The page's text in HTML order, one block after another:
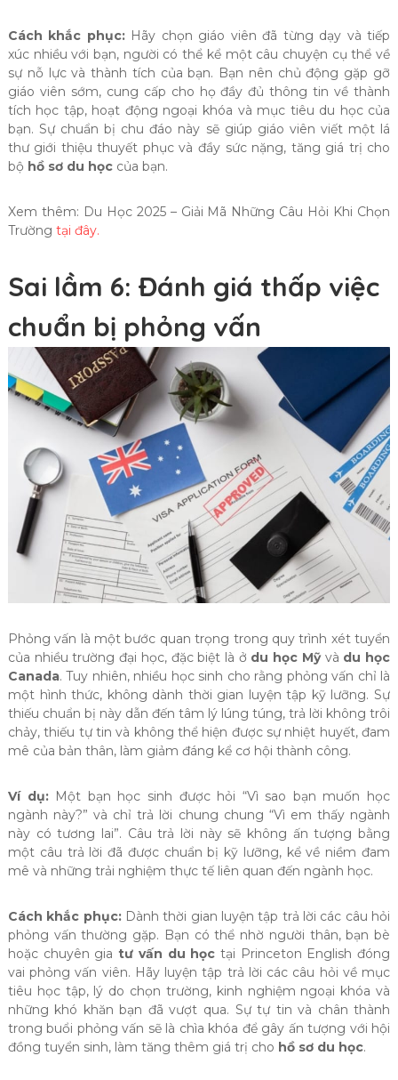
Cách khắc phục:Hãy chọn giáo viên đã từng dạy và tiếp
xúc nhiều với bạn, người có thể kể một câu chuyện cụ thể về
sự nỗ lực và thành tích của bạn. Bạn nên chủ động gặp gỡ
giáo viên sớm, cung cấp cho họ đầy đủ thông tin về thành
tích học tập, hoạt động ngoại khóa và mục tiêu du học của
bạn. Sự chuẩn bị chu đáo này sẽ giúp giáo viên viết một lá
thư giới thiệu thuyết phục và đầy sức nặng, tăng giá trị cho
bộ hồ sơ du họccủa bạn.
Xem thêm: Du Học 2025 – Giải Mã Những Câu Hỏi Khi Chọn
Trường tại đây.
Sai lầm 6: Đánh giá thấp việc
chuẩn bị phỏng vấn
Phỏng vấn là một bước quan trọng trong quy trình xét tuyển
của nhiều trường đại học, đặc biệt là ở du học Mỹvà du học
Canada. Tuy nhiên, nhiều học sinh cho rằng phỏng vấn chỉ là
một hình thức, không dành thời gian luyện tập kỹ lưỡng. Sự
thiếu chuẩn bị này dẫn đến tâm lý lúng túng, trả lời không trôi
chảy, thiếu tự tin và không thể hiện được sự nhiệt huyết, đam
mê của bản thân, làm giảm đáng kể cơ hội thành công.
Ví dụ:Một bạn học sinh được hỏi “Vì sao bạn muốn học
ngành này?” và chỉ trả lời chung chung “Vì em thấy ngành
này có tương lai”. Câu trả lời này sẽ không ấn tượng bằng
một câu trả lời đã được chuẩn bị kỹ lưỡng, kể về niềm đam
mê và những trải nghiệm thực tế liên quan đến ngành học.
Cách khắc phục:Dành thời gian luyện tập trả lời các câu hỏi
phỏng vấn thường gặp. Bạn có thể nhờ người thân, bạn bè
hoặc chuyên giatư vấn du học tại Princeton English đóng
vai phỏng vấn viên. Hãy luyện tập trả lời các câu hỏi về mục
tiêu học tập, lý do chọn trường, kinh nghiệm ngoại khóa và
những khó khăn bạn đã vượt qua. Sự tự tin và chân thành
trong buổi phỏng vấn sẽ là chìa khóa để gây ấn tượng với hội
đồng tuyển sinh, làm tăng thêm giá trị cho hồ sơ du học.